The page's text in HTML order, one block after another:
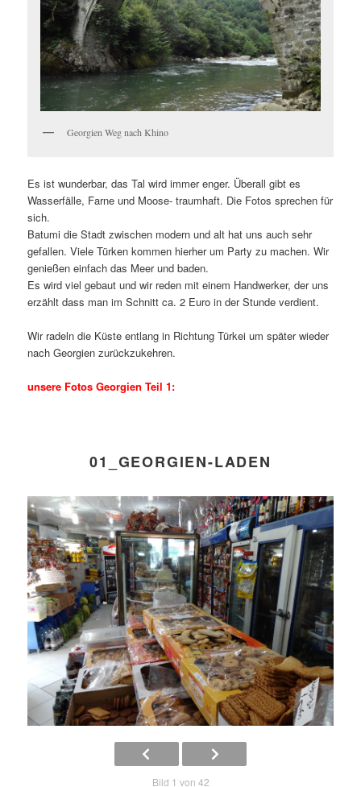
Georgien Weg nach Khino
Es ist wunderbar, das Tal wird immer enger. Überall gibt es
Wasserfälle, Farne und Moose- traumhaft. Die Fotos sprechen für
sich.
Batumi die Stadt zwischen modern und alt hat uns auch sehr
gefallen. Viele Türken kommen hierher um Party zu machen. Wir
genießen einfach das Meer und baden.
Es wird viel gebaut und wir reden mit einem Handwerker, der uns
erzählt dass man im Schnitt ca. 2 Euro in der Stunde verdient.
Wir radeln die Küste entlang in Richtung Türkei um später wieder
nach Georgien zurückzukehren.
unsere Fotos Georgien Teil 1:
01_GEORGIEN-LADEN
Bild 1 von 42